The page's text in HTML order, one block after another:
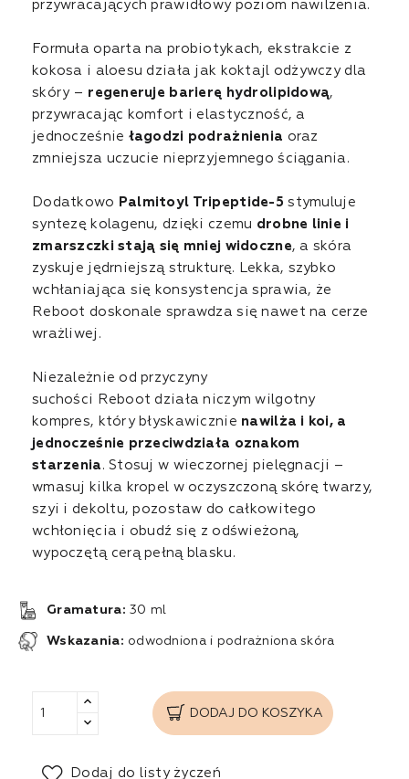
przywracających prawidłowy poziom nawilżenia.
Formuła oparta na probiotykach, ekstrakcie z
kokosa i aloesu działa jak koktajl odżywczy dla
skóry – regeneruje barierę hydrolipidową,
przywracając komfort i elastyczność, a
jednocześnie łagodzi podrażnienia oraz
zmniejsza uczucie nieprzyjemnego ściągania.
Dodatkowo Palmitoyl Tripeptide-5 stymuluje
syntezę kolagenu, dzięki czemu drobne linie i
zmarszczki stają się mniej widoczne, a skóra
zyskuje jędrniejszą strukturę. Lekka, szybko
wchłaniająca się konsystencja sprawia, że
Reboot doskonale sprawdza się nawet na cerze
wrażliwej.
Niezależnie od przyczyny
suchości Reboot działa niczym wilgotny
kompres, który błyskawicznie nawilża i koi, a
jednocześnie przeciwdziała oznakom
starzenia . Stosuj w wieczornej pielęgnacji –
wmasuj kilka kropel w oczyszczoną skórę twarzy,
szyi i dekoltu, pozostaw do całkowitego
wchłonięcia i obudź się z odświeżoną,
wypoczętą cerą pełną blasku.
Gramatura:30 ml
Wskazania: odwodniona i podrażniona skóra
DODAJ DO KOSZYKA
Dodaj do listy życzeń